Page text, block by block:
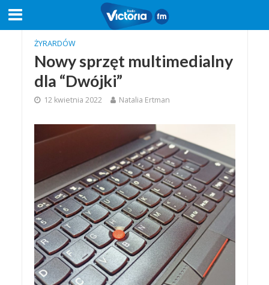
ŻYRARDÓW
Nowy sprzęt multimedialny
dla “Dwójki”
12 kwietnia 2022 Natalia Ertman